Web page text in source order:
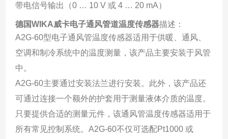
带电信号输出（0 … 10 V 或 4 … 20 mA）
德国WIKA威卡电子通风管道温度传感器描述：
A2G-60型电子通风管温度传感器适用于供暖、通风、
空调和制冷系统中的温度测量，该产品主要安装于风管
中。
A2G-60主要通过安装法兰进行安装。此外，该产品还
可通过连接一个额外的护套用于测量液体介质的温度。
只要提供合适的测量元件，该通风管温度传感器适用于
所有常见控制系统。A2G-60不仅可选配Pt1000 或